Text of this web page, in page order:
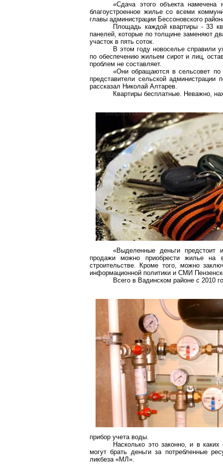
«Сдача этого объекта намечена
благоустроенное жилье со всеми
главы администрации Бессоновского
Площадь каждой квартиры - 33
панелей, которые по толщине заменяют
участок в пять соток.
В этом году новоселье справили
по обеспечению жильем сирот и лиц,
проблем не составляет.
«Они обращаются в сельсовет по
представители сельской
рассказал Николай Алтарев.
Квартиры бесплатные. Неважно,
«Выделенные деньги предстоит
продажи можно приобрести жилье на
строительстве. Кроме того, можно
информационной политики и СМИ
Всегов Вадинском районе с 2010
прибор учета воды.
Насколько это законно, и в
могут брать деньги за потребленные
ликбеза «МЛ».